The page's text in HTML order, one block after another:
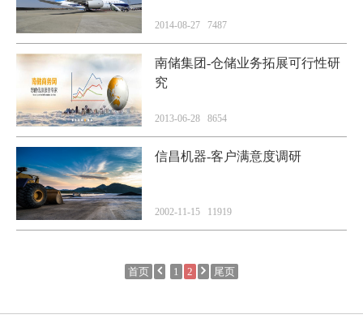
2014-08-27 7487
南储集团-仓储业务拓展可行性研
究
2013-06-28 8654
信昌机器-客户满意度调研
2002-11-15 11919
首页 1 2 尾页